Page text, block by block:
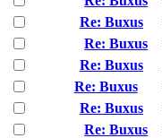
Re: Buxus
Re: Buxus
Re: Buxus
Re: Buxus
Re: Buxus
Re: Buxus